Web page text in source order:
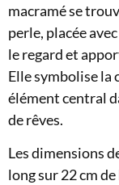
macramé se
perle, placée
le regard et
Elle symbolise la
élément central
de rêves.
Les dimensions
long sur 22 cm